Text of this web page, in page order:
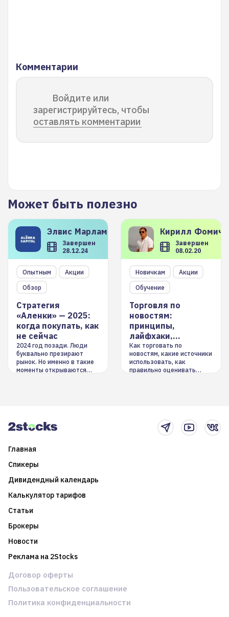
Комментарии
Войдите или
зарегистрируйтесь, чтобы
оставлять комментарии
Может быть полезно
Элвис Марламов
Завершен
28.12.24
Опытным
Акции
Обзор
Стратегия
«Аленки» — 2025:
когда покупать, как
не сейчас
2024 год позади. Люди
буквально презирают
рынок. Но именно в такие
моменты открываются
Кирилл
Завершен
08.02.20
Новичкам
Акции
Обучение
Торговля по
новостям:
принципы,
лайфхаки,
инструменты
Как торговать по
новостям, какие источники
использовать, как
правильно оценивать
Главная
Спикеры
Дивидендный календарь
Калькулятор тарифов
Статьи
Брокеры
Новости
Реклама на 2Stocks
Договор оферты
Пользовательское соглашение
Политика конфиденциальности